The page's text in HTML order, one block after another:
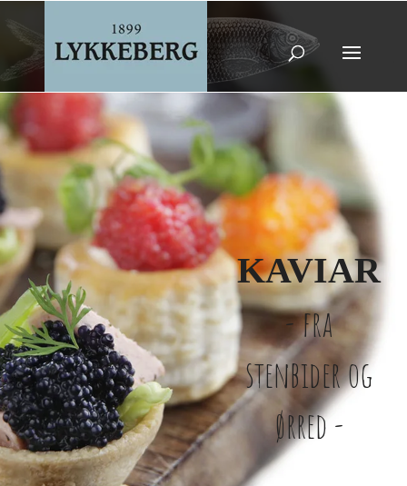
KAVIAR
- fra
stenbider og
ørred -